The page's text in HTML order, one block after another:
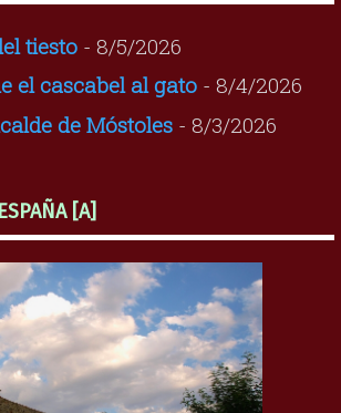
tiesto- 8/5/2026
el cascabel al gato- 8/4/2026
de Móstoles- 8/3/2026
[A]